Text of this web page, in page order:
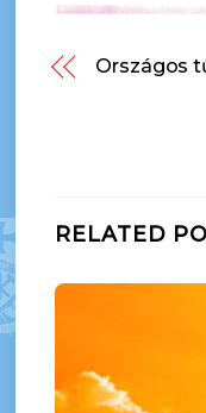
Országos
RELATED